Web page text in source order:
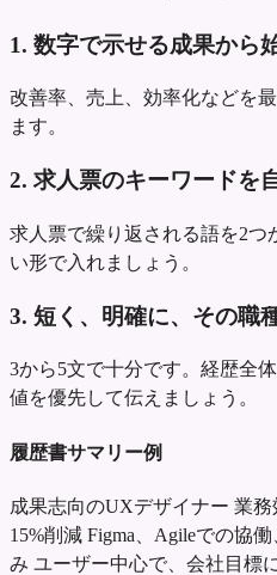
1. 数字で示せる成果から
改善率、売上、効率化などを
ます。
2. 求人票のキーワードを
求人票で繰り返される語を2つ
い形で入れましょう。
3. 短く、明確に、その職
3から5文で十分です。経歴全
値を優先して伝えましょう。
履歴書サマリー例
成果志向のUXデザイナー 業務
15%削減 Figma、Agileでの協
み ユーザー中心で、会社目標